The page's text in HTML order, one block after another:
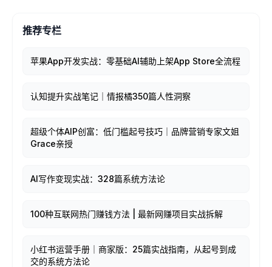
推荐专栏
苹果App开发实战：零基础AI辅助上架App Store全流程
认知提升实战笔记｜情报橘350篇人性洞察
超级个体AIP创富：低门槛起号技巧｜品牌营销专家文姐
Grace亲授
AI写作变现实战：328篇系统方法论
100种互联网热门赚钱方法 | 最新网赚项目实战拆解
小红书运营手册｜商家版：25篇实战指南，从起号到成
交的系统方法论